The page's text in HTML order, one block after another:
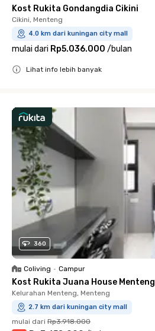
Kost Rukita Gondangdia Cikini
Cikini, Menteng
4.0 km dari kuningan city mall
mulai dari Rp5.036.000 /bulan
Lihat info lebih banyak
360
Coliving • Campur
Kost Rukita Juana House Menteng
Kelurahan Menteng, Menteng
2.7 km dari kuningan city mall
mulai dari Rp3.918.000